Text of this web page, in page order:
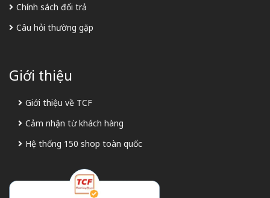
Chính sách đổi trả
Câu hỏi thường gặp
Giới thiệu
Giới thiệu về TCF
Cảm nhận từ khách hàng
Hệ thống 150 shop toàn quốc